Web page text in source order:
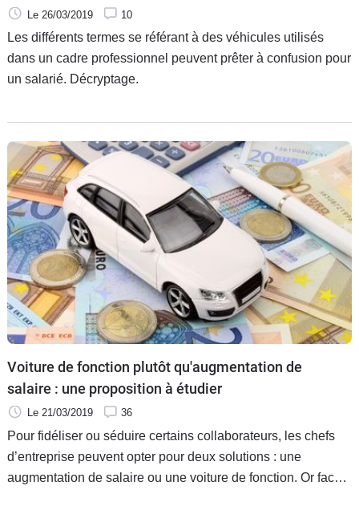
Le 26/03/2019 10
Les différents termes se référant à des véhicules utilisés
dans un cadre professionnel peuvent prêter à confusion pour
un salarié. Décryptage.
Voiture de fonction plutôt qu'augmentation de
salaire : une proposition à étudier
Le 21/03/2019 36
Pour fidéliser ou séduire certains collaborateurs, les chefs
d’entreprise peuvent opter pour deux solutions : une
augmentation de salaire ou une voiture de fonction. Or face à